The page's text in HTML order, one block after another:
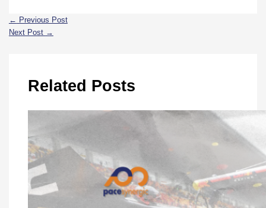
← Previous Post
Next Post →
Related Posts